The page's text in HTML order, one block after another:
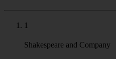
1
Shakespeare and Company